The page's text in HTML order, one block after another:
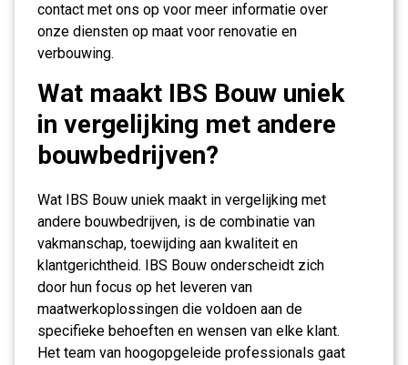
contact met ons op voor meer informatie over
onze diensten op maat voor renovatie en
verbouwing.
Wat maakt IBS Bouw uniek
in vergelijking met andere
bouwbedrijven?
Wat IBS Bouw uniek maakt in vergelijking met
andere bouwbedrijven, is de combinatie van
vakmanschap, toewijding aan kwaliteit en
klantgerichtheid. IBS Bouw onderscheidt zich
door hun focus op het leveren van
maatwerkoplossingen die voldoen aan de
specifieke behoeften en wensen van elke klant.
Het team van hoogopgeleide professionals gaat